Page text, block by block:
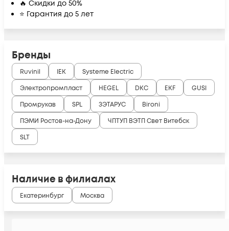
🔥 Скидки до 50%
⭐ Гарантия до 5 лет
Бренды
Ruvinil IEK
Systeme Electric
Электропромпласт
HEGEL DKC EKF
GUSI
Промрукав
SPL ЗЭТАРУС
Bironi
ПЭМИ Ростов-на-Дону
ЧПТУП ВЭТП Свет Витебск
SLT
Наличие в филиалах
Екатеринбург Москва